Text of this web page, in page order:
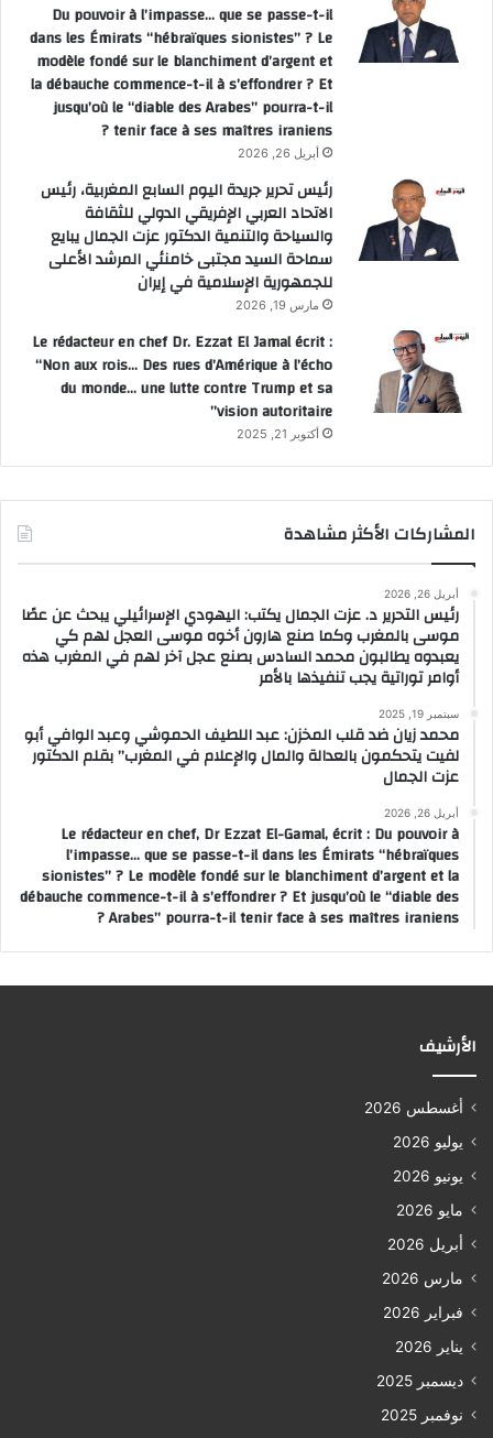
Du pouvoir à l’impasse… que se passe-t-il
dans les Émirats “hébraïques sionistes” ? Le
modèle fondé sur le blanchiment d’argent et
la débauche commence-t-il à s’effondrer ? Et
jusqu’où le “diable des Arabes” pourra-t-il
tenir face à ses maîtres iraniens ?
أبريل 26, 2026
رئيس تحرير جريدة اليوم السابع المغربية، رئيس
الاتحاد العربي الإفريقي الدولي للثقافة
والسياحة والتنمية الدكتور عزت الجمال يبايع
سماحة السيد مجتبى خامنئي المرشد الأعلى
للجمهورية الإسلامية في إيران
مارس 19, 2026
Le rédacteur en chef Dr. Ezzat El Jamal écrit :
“Non aux rois… Des rues d’Amérique à l’écho
du monde… une lutte contre Trump et sa
vision autoritaire”
أكتوبر 21, 2025
المشاركات الأكثر مشاهدة
أبريل 26, 2026
رئيس التحرير د. عزت الجمال يكتب: اليهودي الإسرائيلي يبحث عن عصًا
موسى بالمغرب وكما صنع هارون أخوه موسى العجل لهم كي
يعبدوه يطالبون محمد السادس بصنع عجل آخر لهم في المغرب هذه
أوامر توراتية يجب تنفيذها بالأمر
سبتمبر 19, 2025
محمد زيان ضد قلب المخزن: عبد اللطيف الحموشي وعبد الوافي أبو
لفيت يتحكمون بالعدالة والمال والإعلام في المغرب” بقلم الدكتور
عزت الجمال
أبريل 26, 2026
Le rédacteur en chef, Dr Ezzat El-Gamal, écrit : Du pouvoir à
l’impasse… que se passe-t-il dans les Émirats “hébraïques
sionistes” ? Le modèle fondé sur le blanchiment d’argent et la
débauche commence-t-il à s’effondrer ? Et jusqu’où le “diable des
Arabes” pourra-t-il tenir face à ses maîtres iraniens ?
الأرشيف
أغسطس 2026
يوليو 2026
يونيو 2026
مايو 2026
أبريل 2026
مارس 2026
فبراير 2026
يناير 2026
ديسمبر 2025
نوفمبر 2025